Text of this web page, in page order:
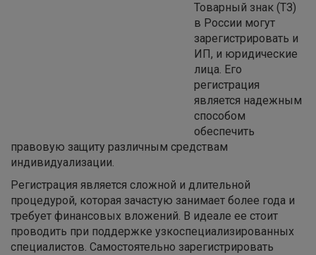
Товарный знак (ТЗ)
в России могут
зарегистрировать и
ИП, и юридические
лица. Его
регистрация
является надежным
способом
обеспечить
правовую защиту различным средствам
индивидуализации.
Регистрация является сложной и длительной
процедурой, которая зачастую занимает более года и
требует финансовых вложений. В идеале ее стоит
проводить при поддержке узкоспециализированных
специалистов. Самостоятельно зарегистрировать